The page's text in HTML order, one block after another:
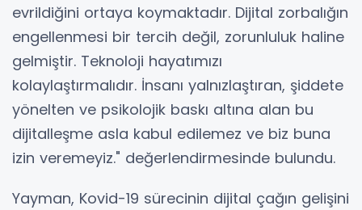
evrildiğini ortaya koymaktadır. Dijital zorbalığın
engellenmesi bir tercih değil, zorunluluk haline
gelmiştir. Teknoloji hayatımızı
kolaylaştırmalıdır. İnsanı yalnızlaştıran, şiddete
yönelten ve psikolojik baskı altına alan bu
dijitalleşme asla kabul edilemez ve biz buna
izin veremeyiz." değerlendirmesinde bulundu.
Yayman, Kovid-19 sürecinin dijital çağın gelişini